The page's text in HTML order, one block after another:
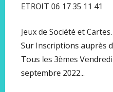
ETROIT 06 17 35 11 41
Jeux de Société et Cartes.
Sur Inscriptions auprès
Tous les 3èmes
septembre 2022...